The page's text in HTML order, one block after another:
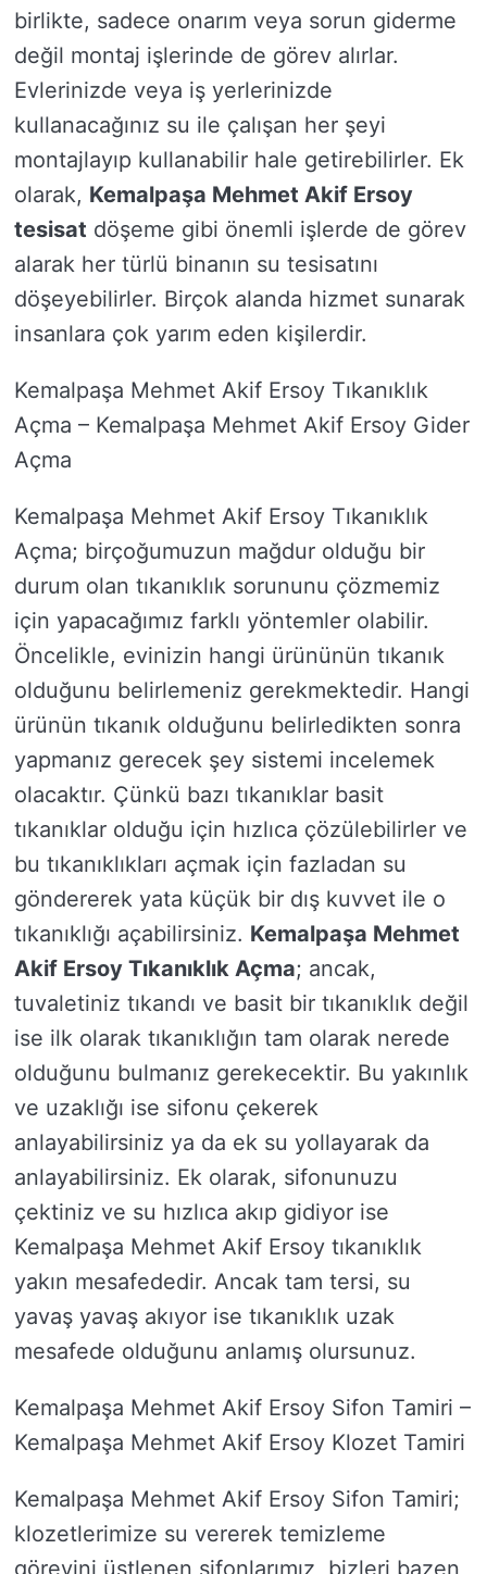
birlikte, sadece onarım veya sorun giderme
değil montaj işlerinde de görev alırlar.
Evlerinizde veya iş yerlerinizde
kullanacağınız su ile çalışan her şeyi
montajlayıp kullanabilir hale getirebilirler. Ek
olarak, Kemalpaşa Mehmet Akif Ersoy
tesisat döşeme gibi önemli işlerde de görev
alarak her türlü binanın su tesisatını
döşeyebilirler. Birçok alanda hizmet sunarak
insanlara çok yarım eden kişilerdir.
Kemalpaşa Mehmet Akif Ersoy Tıkanıklık
Açma – Kemalpaşa Mehmet Akif Ersoy Gider
Açma
Kemalpaşa Mehmet Akif Ersoy Tıkanıklık
Açma; birçoğumuzun mağdur olduğu bir
durum olan tıkanıklık sorununu çözmemiz
için yapacağımız farklı yöntemler olabilir.
Öncelikle, evinizin hangi ürününün tıkanık
olduğunu belirlemeniz gerekmektedir. Hangi
ürünün tıkanık olduğunu belirledikten sonra
yapmanız gerecek şey sistemi incelemek
olacaktır. Çünkü bazı tıkanıklar basit
tıkanıklar olduğu için hızlıca çözülebilirler ve
bu tıkanıklıkları açmak için fazladan su
göndererek yata küçük bir dış kuvvet ile o
tıkanıklığı açabilirsiniz. Kemalpaşa Mehmet
Akif Ersoy Tıkanıklık Açma; ancak,
tuvaletiniz tıkandı ve basit bir tıkanıklık değil
ise ilk olarak tıkanıklığın tam olarak nerede
olduğunu bulmanız gerekecektir. Bu yakınlık
ve uzaklığı ise sifonu çekerek
anlayabilirsiniz ya da ek su yollayarak da
anlayabilirsiniz. Ek olarak, sifonunuzu
çektiniz ve su hızlıca akıp gidiyor ise
Kemalpaşa Mehmet Akif Ersoy tıkanıklık
yakın mesafededir. Ancak tam tersi, su
yavaş yavaş akıyor ise tıkanıklık uzak
mesafede olduğunu anlamış olursunuz.
Kemalpaşa Mehmet Akif Ersoy Sifon Tamiri –
Kemalpaşa Mehmet Akif Ersoy Klozet Tamiri
Kemalpaşa Mehmet Akif Ersoy Sifon Tamiri;
klozetlerimize su vererek temizleme
görevini üstlenen sifonlarımız, bizleri bazen